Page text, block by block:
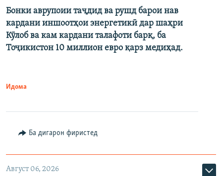
Бонки аврупоии таҷдид ва рушд барои нав
кардани иншоотҳои энергетикӣ дар шаҳри
Кӯлоб ва кам кардани талафоти барқ, ба
Тоҷикистон 10 миллион евро қарз медиҳад.
Идома
Ба дигарон фиристед
Август 06, 2026